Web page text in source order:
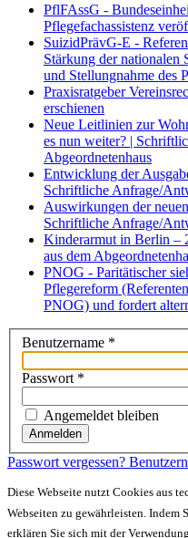
PflFAssG -
Pflegefachassistenz
SuizidPrävG-E -
Stärkung der
und Stellungnahme des
Praxisratgeber
erschienen
Neue Leitlinien zur
es nun weiter? |
Abgeordnetenhaus
Entwicklung der
Schriftliche Anfrage/
Auswirkungen der
Schriftliche Anfrage/
Kinderarmut in Berlin –
aus dem
PNOG - Paritätischer
Pflegereform
PNOG) und fordert
Benutzername *
Passwort *
Angemeldet bleiben
Anmelden
Passwort vergessen?
Diese Webseite nutzt Cookies aus
Webseiten zu gewährleisten. Indem
erklären Sie sich mit der